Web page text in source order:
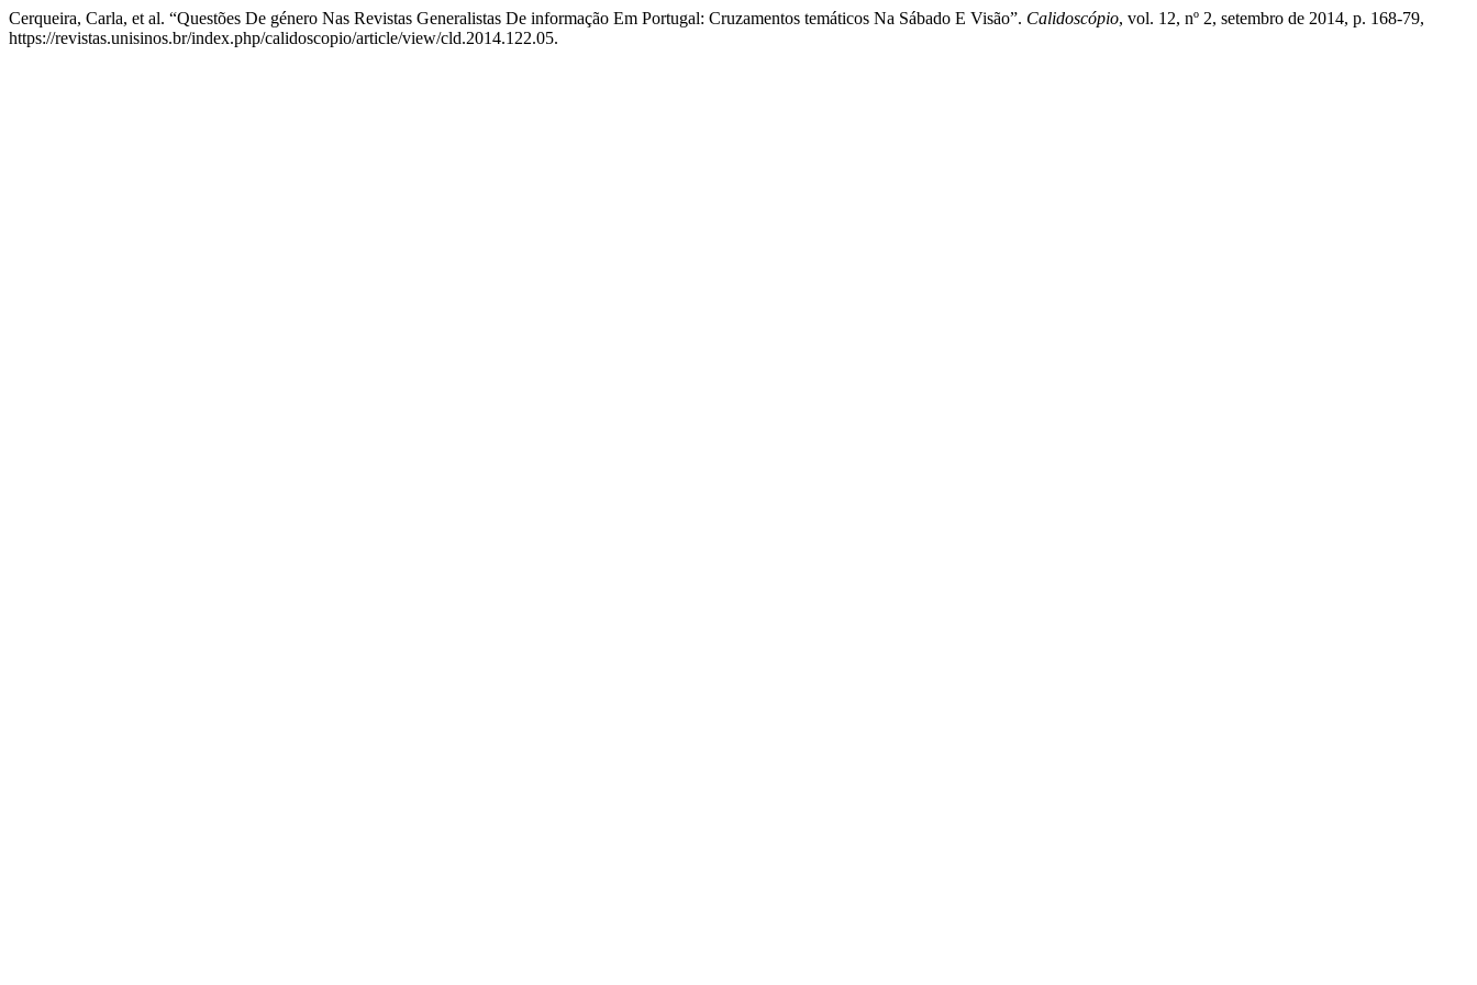
Cerqueira, Carla, et al. “Questões De género Nas Revistas Generalistas De informação Em Portugal: Cruzamentos temáticos Na Sábado E Visão”. Calidoscópio, vol. 12, nº 2, setembro de 2014, p. 168-79,
https://revistas.unisinos.br/index.php/calidoscopio/article/view/cld.2014.122.05.